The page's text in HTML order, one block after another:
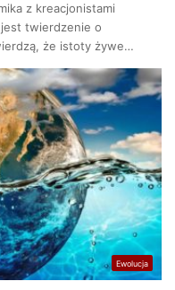
z kreacjonistami
twierdzenie o
że istoty żywe…
Ewolucja